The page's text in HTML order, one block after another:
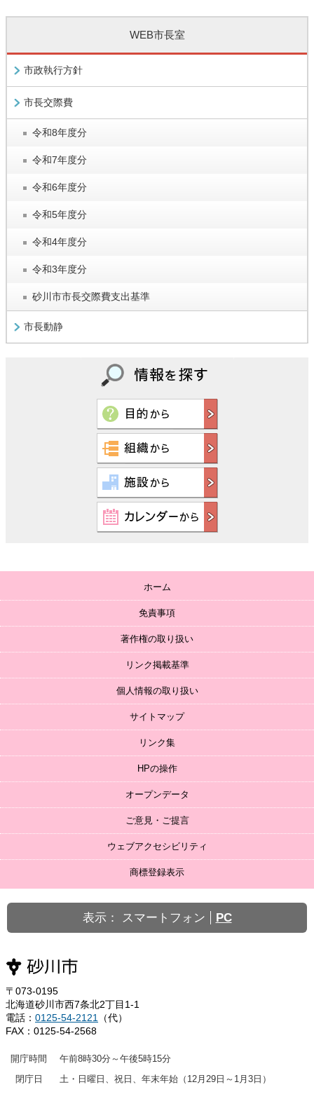
WEB市長室
市政執行方針
市長交際費
令和8年度分
令和7年度分
令和6年度分
令和5年度分
令和4年度分
令和3年度分
砂川市市長交際費支出基準
市長動静
ホーム
免責事項
著作権の取り扱い
リンク掲載基準
個人情報の取り扱い
サイトマップ
リンク集
HPの操作
オープンデータ
ご意見・ご提言
ウェブアクセシビリティ
商標登録表示
表示： スマートフォン PC
〒073-0195
北海道砂川市西7条北2丁目1-1
電話： 0125-54-2121
（代）
FAX：0125-54-2568
開庁時間
午前8時30分～午後5時15分
閉庁日
土・日曜日、祝日、年末年始（12月29日～1月3日）